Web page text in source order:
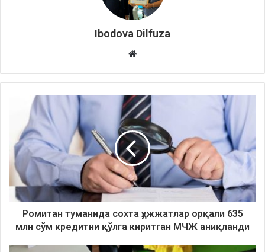
Ibodova Dilfuza
Website
Ромитан туманида сохта ҳужжатлар орқали 635
млн сўм кредитни қўлга киритган МЧЖ аниқланди